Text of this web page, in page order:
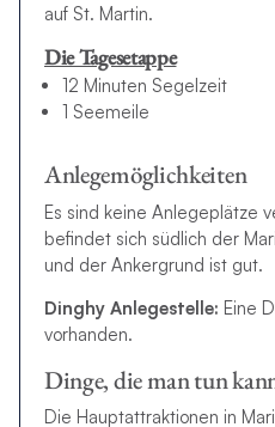
auf St. Martin.
Die Tagesetappe
12 Minuten Segelzeit
1 Seemeile
Anlegemöglichkeiten
Es sind keine Anlegeplätze
befindet sich südlich der
und der Ankergrund ist gut.
Dinghy Anlegestelle: Eine
vorhanden.
Dinge, die man tun
Die Hauptattraktionen in